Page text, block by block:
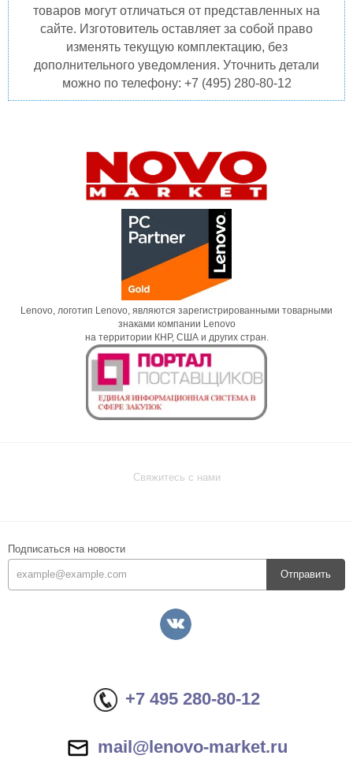
товаров могут отличаться от представленных на
сайте. Изготовитель оставляет за собой право
изменять текущую комплектацию, без
дополнительного уведомления. Уточнить детали
можно по телефону: +7 (495) 280-80-12
Lenovo, логотип Lenovo, являются зарегистрированными товарными
знаками компании Lenovo
на территории КНР, США и других стран.
Свяжитесь с нами
Подписаться на новости
Отправить
+7 495 280-80-12
mail@lenovo-market.ru